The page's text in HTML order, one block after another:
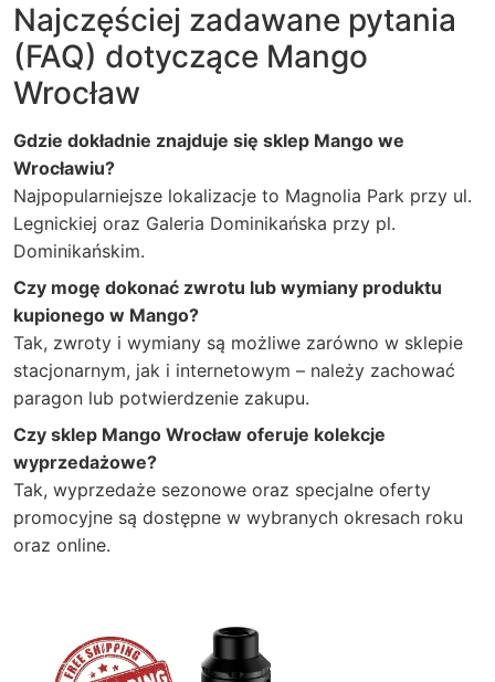
Najczęściej zadawane pytania
(FAQ) dotyczące Mango
Wrocław
Gdzie dokładnie znajduje się sklep Mango we
Wrocławiu?
Najpopularniejsze lokalizacje to Magnolia Park przy ul.
Legnickiej oraz Galeria Dominikańska przy pl.
Dominikańskim.
Czy mogę dokonać zwrotu lub wymiany produktu
kupionego w Mango?
Tak, zwroty i wymiany są możliwe zarówno w sklepie
stacjonarnym, jak i internetowym – należy zachować
paragon lub potwierdzenie zakupu.
Czy sklep Mango Wrocław oferuje kolekcje
wyprzedażowe?
Tak, wyprzedaże sezonowe oraz specjalne oferty
promocyjne są dostępne w wybranych okresach roku
oraz online.